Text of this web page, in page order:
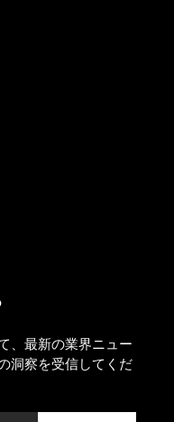
、最新の業界ニュー
洞察を受信してくだ